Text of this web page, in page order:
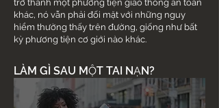
trở thành một phương tiện giao thông an toàn
khác, nó vẫn phải đối mặt với những nguy
hiểm thường thấy trên đường, giống như bất
kỳ phương tiện cơ giới nào khác.
LÀM GÌ SAU MỘT TAI NẠN?